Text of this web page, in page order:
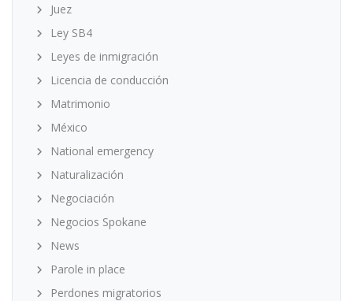
Juez
Ley SB4
Leyes de inmigración
Licencia de conducción
Matrimonio
México
National emergency
Naturalización
Negociación
Negocios Spokane
News
Parole in place
Perdones migratorios